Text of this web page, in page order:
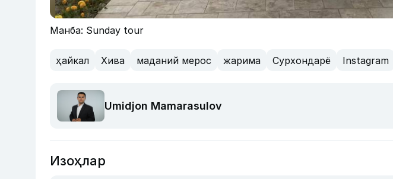
Манба: Sunday tour
ҳайкал Хива маданий мерос жарима Сурхондарё Instagram
Umidjon Mamarasulov
Изоҳлар